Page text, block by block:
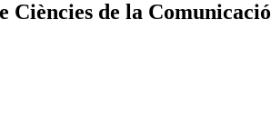
Ciències de la Comunicació